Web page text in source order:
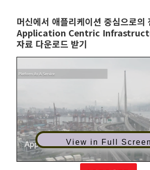
머신에서 애플리케이션 중심으로의
Application Centric
자료 다운로드 받기
View in Full Screen